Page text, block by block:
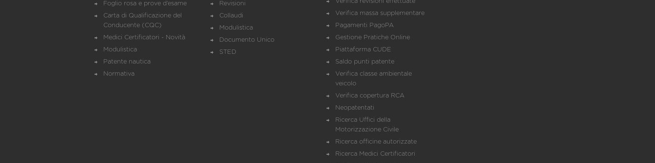
Foglio rosa e prove d’esame
Carta di Qualificazione del
Conducente (CQC)
Medici Certificatori - Novità
Modulistica
Patente nautica
Normativa
Revisioni
Collaudi
Modulistica
Documento Unico
STED
Verifica revisioni effettuate
Verifica massa supplementare
Pagamenti PagoPA
Gestione Pratiche Online
Piattaforma CUDE
Saldo punti patente
Verifica classe ambientale
veicolo
Verifica copertura RCA
Neopatentati
Ricerca Uffici della
Motorizzazione Civile
Ricerca officine autorizzate
Ricerca Medici Certificatori